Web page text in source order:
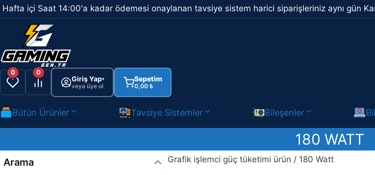
İçeriğe
atla
Hafta içi Saat 14:00'a kadar ödemesi onaylanan tavsiye sistem harici siparişleriniz aynı gün
0 0
Giriş Yap▾
veya üye ol
Sepetim
0,00 ₺
Bütün Ürünler Tavsiye Sistemler Bileşenler
180 WATT
Grafik işlemci güç tüketimi ürün / 180 Watt
Arama